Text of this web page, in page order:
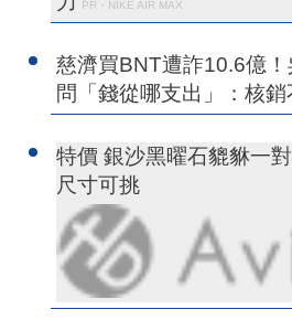
PR・NIKE AIR MAX
慈濟買BNT遭詐10.6億
問「錢從哪支出」：核
特價 銀沙黑曜石貔貅一
尺寸可挑